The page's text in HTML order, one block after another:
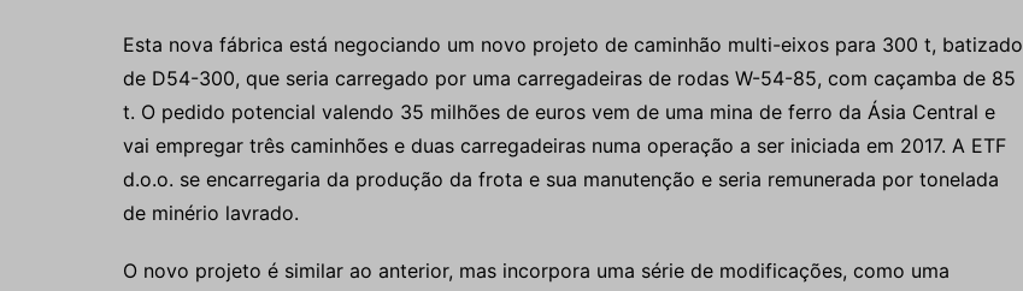
Esta nova fábrica está negociando um novo projeto de caminhão multi-eixos para 300 t, batizado
de D54-300, que seria carregado por uma carregadeiras de rodas W-54-85, com caçamba de 85
t. O pedido potencial valendo 35 milhões de euros vem de uma mina de ferro da Ásia Central e
vai empregar três caminhões e duas carregadeiras numa operação a ser iniciada em 2017. A ETF
d.o.o. se encarregaria da produção da frota e sua manutenção e seria remunerada por tonelada
de minério lavrado.
O novo projeto é similar ao anterior, mas incorpora uma série de modificações, como uma